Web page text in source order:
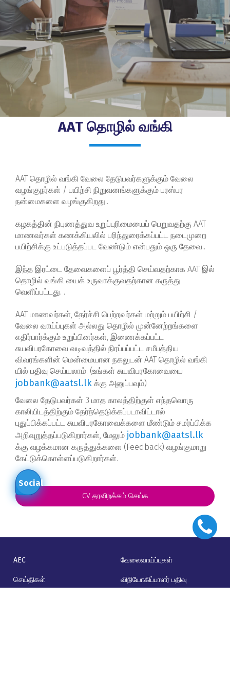
AAT தொழில் வங்கி
AAT தொழில் வங்கி வேலை தேடுபவர்களுக்கும் வேலை
வழங்குநர்கள் / பயிற்சி நிறுவனங்களுக்கும் பரஸ்பர
நன்மைகளை வழங்குகிறது..
கழகத்தின் நிபுணத்துவ உறுப்புரிமையைப் பெறுவதற்கு AAT
மாணவர்கள் கணக்கியலில் பரிந்துரைக்கப்பட்ட நடைமுறை
பயிற்சிக்கு உட்படுத்தப்பட வேண்டும் என்பதும் ஒரு தேவை..
இந்த இரட்டை தேவைகளைப் பூர்த்தி செய்வதற்காக AAT இல்
தொழில் வங்கி யைக் உருவாக்குவதற்கான கருத்து
வெளிப்பட்டது. .
AAT மாணவர்கள், தேர்ச்சி பெற்றவர்கள் மற்றும் பயிற்சி /
வேலை வாய்ப்புகள் அல்லது தொழில் முன்னேற்றங்களை
எதிர்பார்க்கும் உறுப்பினர்கள், இணைக்கப்பட்ட
சுயவிபரகோவை வடிவத்தில் நிரப்பப்பட்ட சமீபத்திய
விவரங்களின் மென்மையான நகலுடன் AAT தொழில் வங்கி
யில் பதிவு செய்யலாம். (உங்கள் சுயவிபரகோவையை
jobbank@aatsl.lk க்கு அனுப்பவும்)
வேலை தேடுபவர்கள் 3 மாத காலத்திற்குள் எந்தவொரு
காலியிடத்திற்கும் தேர்ந்தெடுக்கப்படாவிட்டால்
புதுப்பிக்கப்பட்ட சுயவிபரகோவைக்களை மீண்டும் சமர்ப்பிக்க
அறிவுறுத்தப்படுகிறார்கள், மேலும் jobbank@aatsl.lk
க்கு வழக்கமான கருத்துக்களை (Feedback) வழங்குமாறு
கேட்டுக்கொள்ளப்படுகிறார்கள்.
CV தரவிறக்கம் செய்க
AEC வேலைவாய்ப்புகள்
செய்திகள் விநியோகிப்பாளர் பதிவு
Social